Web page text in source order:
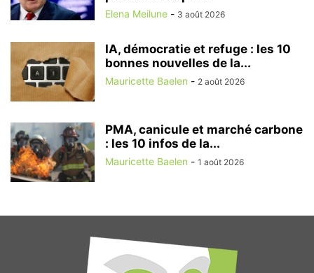
Elena Meilune - 3 août 2026
IA, démocratie et refuge : les 10
bonnes nouvelles de la...
Mauricette Baelen - 2 août 2026
PMA, canicule et marché carbone
: les 10 infos de la...
Mauricette Baelen - 1 août 2026